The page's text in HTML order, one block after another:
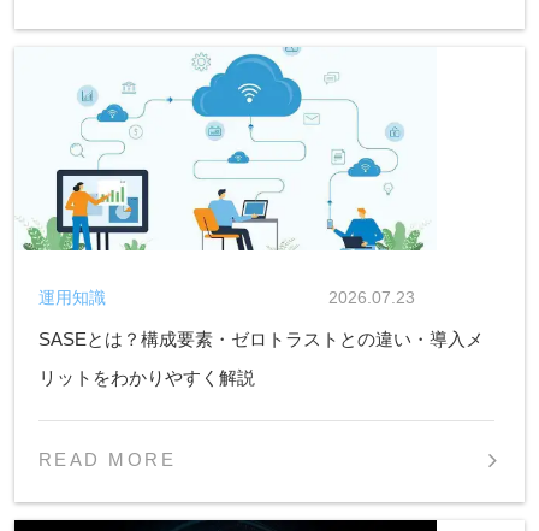
SASEとは？構成要素・ゼロトラストとの違い・導入メ
リットをわかりやすく解説
2026.07.23
運用知識
READ MORE